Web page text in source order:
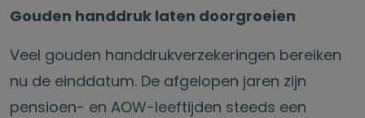
Gouden handdruk laten doorgroeien
Veel gouden handdrukverzekeringen bereiken
nu de einddatum. De afgelopen jaren zijn
pensioen- en AOW-leeftijden steeds een